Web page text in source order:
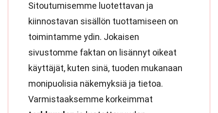
Sitoutumisemme luotettavan ja
kiinnostavan sisällön tuottamiseen on
toimintamme ydin. Jokaisen
sivustomme faktan on lisännyt oikeat
käyttäjät, kuten sinä, tuoden mukanaan
monipuolisia näkemyksiä ja tietoa.
Varmistaaksemme korkeimmat